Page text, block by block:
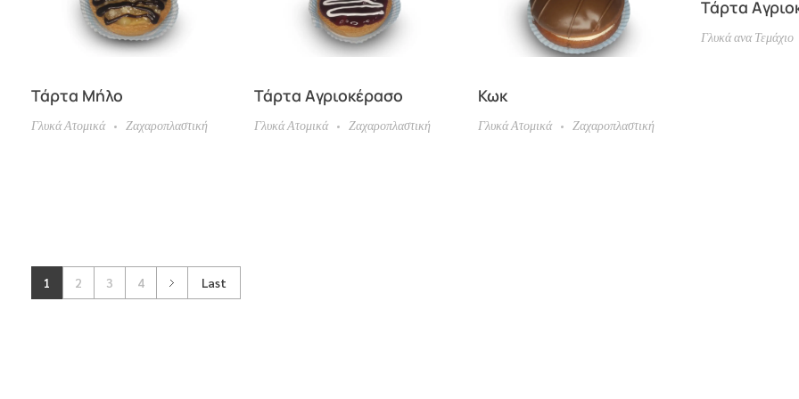
Τάρτα Mήλο
Γλυκά Ατομικά Ζαχαροπλαστική
Τάρτα Aγριοκέρασο
Γλυκά Ατομικά Ζαχαροπλαστική
Κωκ
Γλυκά Ατομικά Ζαχαροπλαστική
Τάρτα
Γλυκά ανα Τεμάχιο
1 2 3 4 Last